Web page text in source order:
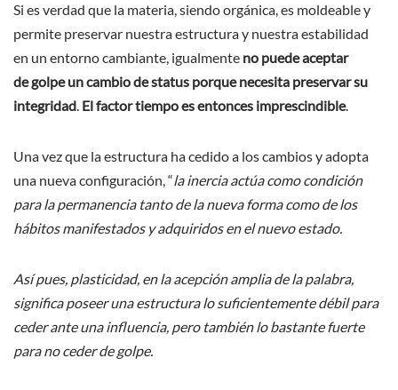
Si es verdad que la materia, siendo orgánica, es moldeable y
permite preservar nuestra estructura y nuestra estabilidad
en un entorno cambiante, igualmente no puede aceptar
de golpe un cambio de status porque necesita preservar su
integridad. El factor tiempo es entonces imprescindible.
Una vez que la estructura ha cedido a los cambios y adopta
una nueva configuración, “la inercia actúa como condición
para la permanencia tanto de la nueva forma como de los
hábitos manifestados y adquiridos en el nuevo estado.
Así pues, plasticidad, en la acepción amplia de la palabra,
significa poseer una estructura lo suficientemente débil para
ceder ante una influencia, pero también lo bastante fuerte
para no ceder de golpe.